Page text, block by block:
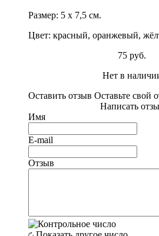
Размер: 5 х 7,5 см.
Цвет: красный, оранжевый,
75 руб.
Нет в
Оставить отзыв Оставьте свой
Написать
Имя
E-mail
Отзыв